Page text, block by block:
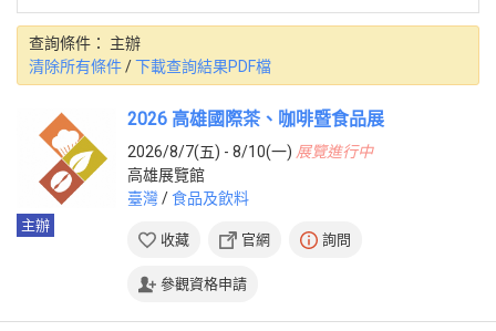
查詢條件： 主辦
清除所有條件/下載查詢結果PDF檔
主辦
2026 高雄國際茶、咖啡暨食品展
2026/8/7(五) - 8/10(一) 展覽進行中
高雄展覽館
臺灣/食品及飲料
收藏 官網 詢問
參觀資格申請